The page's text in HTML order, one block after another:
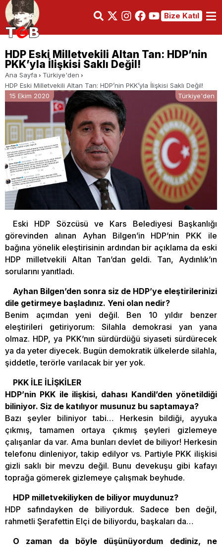
Bize Katıl
HDP Eski Milletvekili Altan Tan: HDP’nin
PKK’yla İlişkisi Saklı Değil!
Ana Sayfa
Türkiye'den
HDP Eski Milletvekili Altan Tan: HDP’nin PKK’yla İlişkisi Saklı Değil!
15 Ekim 2020
Türkiye'den
Eski HDP Sözcüsü ve Kars Belediyesi Başkanlığı
görevinden alınan Ayhan Bilgen’in HDP’nin PKK ile
bağına yönelik eleştirisinin ardından bir açıklama da eski
HDP milletvekili Altan Tan’dan geldi. Tan, Aydınlık’ın
sorularını yanıtladı.
Ayhan Bilgen’den sonra siz de HDP’ye eleştirilerinizi
dile getirmeye başladınız. Yeni olan nedir?
Benim açımdan yeni değil. Ben 10 yıldır benzer
eleştirileri getiriyorum: Silahla demokrasi yan yana
olmaz. HDP, ya PKK’nın sürdürdüğü siyaseti sürdürecek
ya da yeter diyecek. Bugün demokratik ülkelerde silahla,
şiddetle, terörle varılacak bir yer yok.
PKK İLE İLİŞKİLER
HDP’nin PKK ile ilişkisi, dahası Kandil’den yönetildiği
biliniyor. Siz de katılıyor musunuz bu saptamaya?
Bazı şeyler biliniyor tabi… Herkesin bildiği, ayyuka
çıkmış, tamamen ortaya çıkmış şeyleri gizlemeye
çalışanlar da var. Ama bunları devlet de biliyor! Herkesin
telefonu dinleniyor, takip edilyor vs. Partiyle PKK ilişkisi
gizli saklı bir mevzu değil. Bunu devekuşu gibi kafayı
toprağa gömerek gizlemeye çalışmak beyhude.
HDP milletvekiliyken de biliyor muydunuz?
HDP safındayken de biliyorduk. Sadece ben değil,
rahmetli Şerafettin Elçi de biliyordu, başkaları da…
O zaman da böyle düşünüyordum dediniz, ne